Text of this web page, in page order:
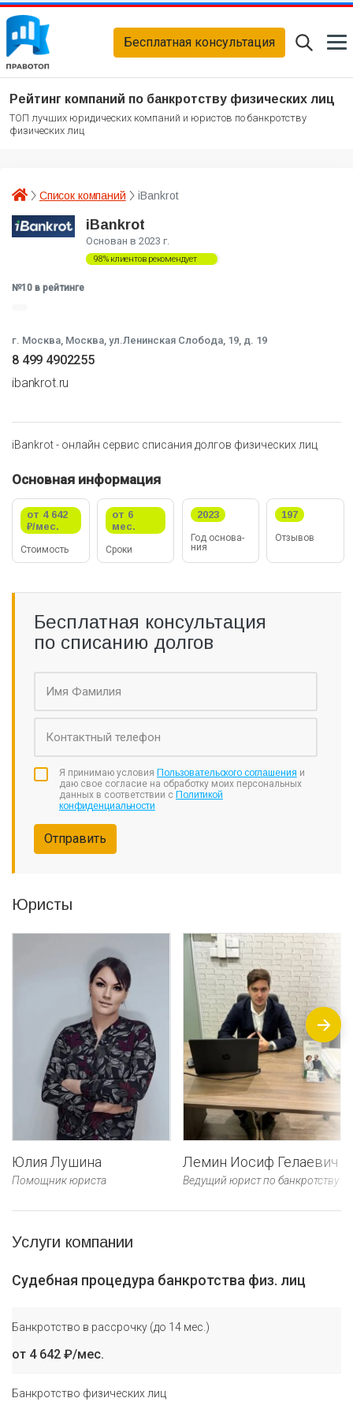
Бесплатная консультация
Рейтинг компаний по банкротству физических лиц
ТОП лучших юридических компаний и юристов по банкротству
физических лиц
Список компаний iBankrot
iBankrot
Основан в 2023 г.
98% клиентов рекомендует
№10 в рейтинге
г. Москва, Москва, ул.Ленинская Слобода, 19, д. 19
8 499 4902255
ibankrot.ru
Основная информация
Стои­мо­сть
от 4 642
₽/мес.
Сроки
от 6
мес.
Год ос­но­ва­
ния
2023
Отзывов
197
iBankrot - онлайн сервис списания долгов физических лиц
Бесплатная консультация
по списанию долгов
Я принимаю условия Пользовательского соглашения и
даю свое согласие на обработку моих персональных
данных в соответствии с Политикой
конфиденциальности
Отправить
Юристы
Юлия Лушина
Помощник юриста
Лемин Иосиф Гелаевич
Ведущий юрист по банкротству
Услуги компании
Судебная процедура банкротства физ. лиц
Банкротство в рассрочку (до 14 мес.)
от 4 642 ₽/мес.
Банкротство физических лиц